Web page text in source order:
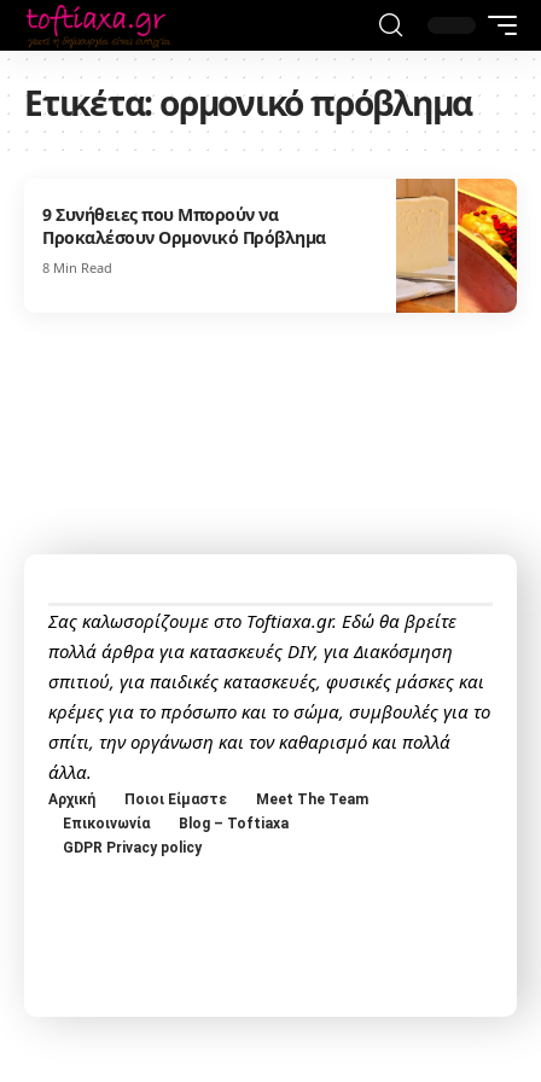
Ετικέτα:ορμονικό πρόβλημα
9 Συνήθειες που Μπορούν να
Προκαλέσουν Ορμονικό Πρόβλημα
8 Min Read
Σας καλωσορίζουμε στο Toftiaxa.gr. Εδώ θα βρείτε
πολλά άρθρα για κατασκευές DIY, για Διακόσμηση
σπιτιού, για παιδικές κατασκευές, φυσικές μάσκες και
κρέμες για το πρόσωπο και το σώμα, συμβουλές για το
σπίτι, την οργάνωση και τον καθαρισμό και πολλά
άλλα.
Αρχική Ποιοι Είμαστε
Meet The Team
Επικοινωνία
Blog – Toftiaxa
GDPR Privacy policy